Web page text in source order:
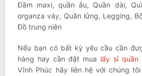
Đầm maxi, quần âu, Quần dài,
organza váy, Quần lửng, Legging,
Đồ trung niên
Nếu bạn có bất kỳ yêu cầu cần
hàng hay cần đặt mua lấy sỉ quần
Vĩnh Phúc hãy liên hệ với chúng